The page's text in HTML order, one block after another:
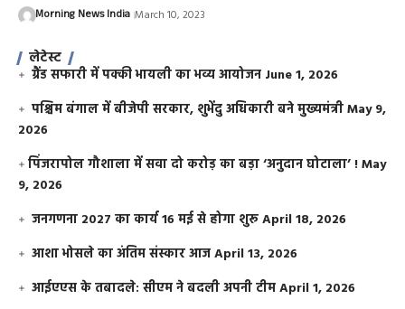
Morning News India March 10, 2023
लेटेस्ट
ग्रैंड सफारी में पक्की भायली का भव्य आयोजन June 1, 2026
पश्चिम बंगाल में बीजेपी सरकार, शुभेंदु अधिकारी बने मुख्यमंत्रीMay 9,
2026
​पिंजरापोल गौशाला में सवा दो करोड़ का बड़ा ‘अनुदान घोटाला’ !May
9, 2026
जनगणना 2027 का कार्य 16 मई से होगा शुरूApril 18, 2026
आशा भोसले का अंतिम संस्कार आजApril 13, 2026
आईएएस के तबादले: सीएम ने बदली अपनी टीमApril 1, 2026